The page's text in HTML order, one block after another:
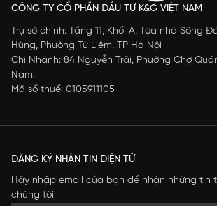
CÔNG TY CỔ PHẦN ĐẦU TƯ K&G VIỆT NAM
Trụ sở chính: Tầng 11, Khối A, Tòa nhà Sông
Hùng, Phường Từ Liêm, TP Hà Nội
Chi Nhánh: 84 Nguyễn Trãi, Phường Chợ
Nam.
Mã số thuế: 0105911105
ĐĂNG KÝ NHẬN TIN ĐIỆN TỬ
Hãy nhập email của bạn để nhận những tin
chúng tôi